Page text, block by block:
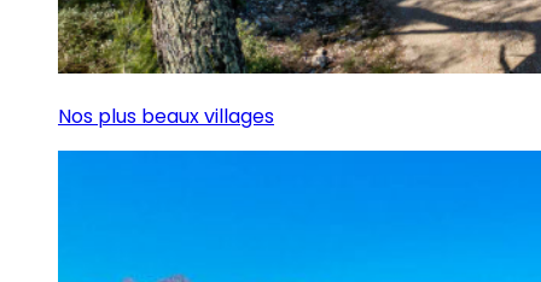
Nos plus beaux villages